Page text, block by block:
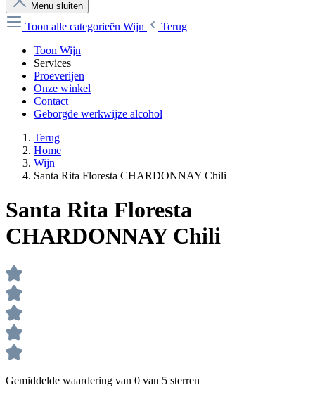
Menu sluiten
Toon alle categorieën Wijn
Terug
Toon Wijn
Services
Proeverijen
Onze winkel
Contact
Geborgde werkwijze alcohol
Terug
Home
Wijn
Santa Rita Floresta CHARDONNAY Chili
Santa Rita Floresta
CHARDONNAY Chili
Gemiddelde waardering van 0 van 5 sterren